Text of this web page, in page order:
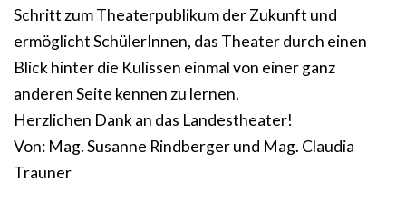
Schritt zum Theaterpublikum der Zukunft und
ermöglicht SchülerInnen, das Theater durch einen
Blick hinter die Kulissen einmal von einer ganz
anderen Seite kennen zu lernen.
Herzlichen Dank an das Landestheater!
Von: Mag. Susanne Rindberger und Mag. Claudia
Trauner